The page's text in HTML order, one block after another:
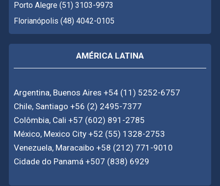
Porto Alegre (51) 3103-9973
Florianópolis (48) 4042-0105
AMÉRICA LATINA
Argentina, Buenos Aires +54 (11) 5252-6757
Chile, Santiago +56 (2) 2495-7377
Colômbia, Cali +57 (602) 891-2785
México, Mexico City +52 (55) 1328-2753
Venezuela, Maracaibo +58 (212) 771-9010
Cidade do Panamá +507 (838) 6929